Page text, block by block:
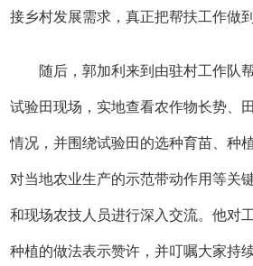
接乡村发展需求，真正把帮扶工作做
随后，郭加利来到由驻村工作队
试验田现场，实地查看农作物长势、
情况，并围绕试验田的选种育苗、种
对当地农业生产的示范带动作用等关
和现场农技人员进行深入交流。他对
种植的做法表示赞许，并叮嘱大家持